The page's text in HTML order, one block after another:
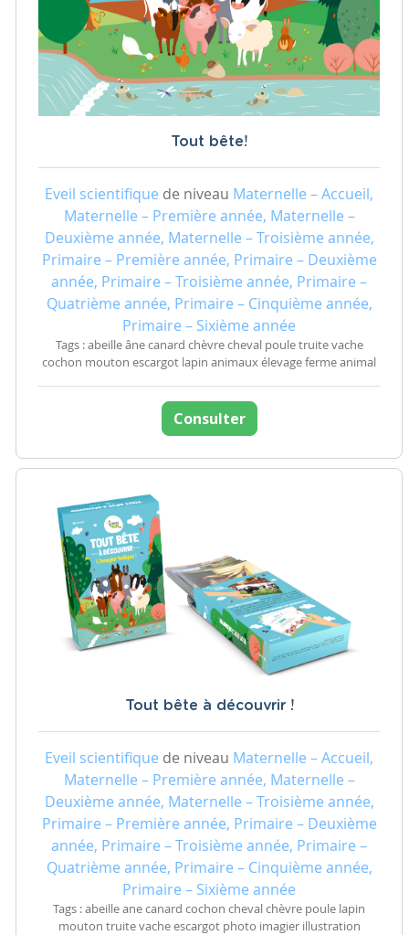
Tout bête!
Eveil scientifique de niveau Maternelle – Accueil,
Maternelle – Première année, Maternelle –
Deuxième année, Maternelle – Troisième année,
Primaire – Première année, Primaire – Deuxième
année, Primaire – Troisième année, Primaire –
Quatrième année, Primaire – Cinquième année,
Primaire – Sixième année
Tags : abeille âne canard chèvre cheval poule truite vache
cochon mouton escargot lapin animaux élevage ferme animal
Consulter
Tout bête à découvrir !
Eveil scientifique de niveau Maternelle – Accueil,
Maternelle – Première année, Maternelle –
Deuxième année, Maternelle – Troisième année,
Primaire – Première année, Primaire – Deuxième
année, Primaire – Troisième année, Primaire –
Quatrième année, Primaire – Cinquième année,
Primaire – Sixième année
Tags : abeille ane canard cochon cheval chèvre poule lapin
mouton truite vache escargot photo imagier illustration